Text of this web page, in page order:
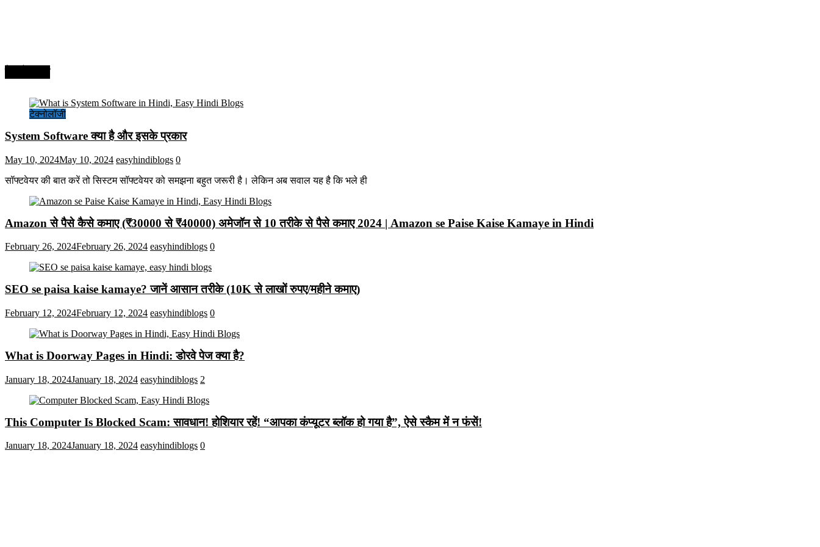
टेक्नोलॉजी
System Software क्या है और इसके प्रकार
May 10, 2024May 10, 2024 easyhindiblogs 0
सॉफ्टवेयर की बात करें तो सिस्टम सॉफ्टवेयर को समझना बहुत जरूरी है। लेकिन अब सवाल यह है कि भले ही
Amazon से पैसे कैसे कमाए (₹30000 से ₹40000) अमेजॉन से 10 तरीके से पैसे कमाए 2024 | Amazon se Paise Kaise Kamaye in Hindi
February 26, 2024February 26, 2024 easyhindiblogs 0
SEO se paisa kaise kamaye? जानें आसान तरीके (10K से लाखों रुपए/महीने कमाए)
February 12, 2024February 12, 2024 easyhindiblogs 0
What is Doorway Pages in Hindi: डोरवे पेज क्या है?
January 18, 2024January 18, 2024 easyhindiblogs 2
This Computer Is Blocked Scam: सावधान! होशियार रहें! “आपका कंप्यूटर ब्लॉक हो गया है”, ऐसे स्कैम में न फंसें!
January 18, 2024January 18, 2024 easyhindiblogs 0